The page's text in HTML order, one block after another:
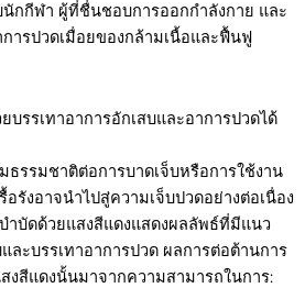
กกีฬา ผู้ที่ชื่นชอบการออกกำลังกาย และ
ารปวดเมื่อยของกล้ามเนื้อและฟื้นฟู
บรรเทาอาการอักเสบและอาการปวดได้
ธรรมชาติต่อการบาดเจ็บหรือการใช้งาน
อรังอาจนำไปสู่ความเจ็บปวดอย่างต่อเนื่อง
ำบัดด้วยแสงสีแดงแสดงผลลัพธ์ที่มีแนว
ละบรรเทาอาการปวด ผลการต่อต้านการ
งสีแดงนั้นมาจากความสามารถในการ: